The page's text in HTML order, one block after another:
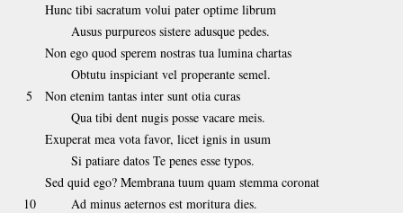
Hunc tibi sacratum volui pater optime librum
Ausus purpureos sistere adusque pedes.
Non ego quod sperem nostras tua lumina chartas
Obtutu inspiciant vel properante semel.
5
Non etenim tantas inter sunt otia curas
Qua tibi dent nugis posse vacare meis.
Exuperat mea vota favor, licet ignis in usum
Si patiare datos Te penes esse typos.
Sed quid ego? Membrana tuum quam stemma coronat
10
Ad minus aeternos est moritura dies.